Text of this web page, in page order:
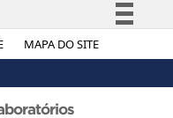
MAPA DO SITE
Simplifique!